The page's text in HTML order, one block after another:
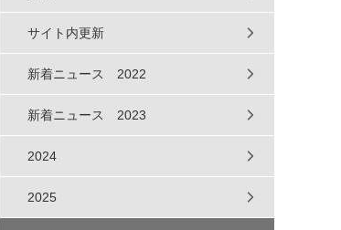
サイト内更新
新着ニュース 2022
新着ニュース 2023
2024
2025